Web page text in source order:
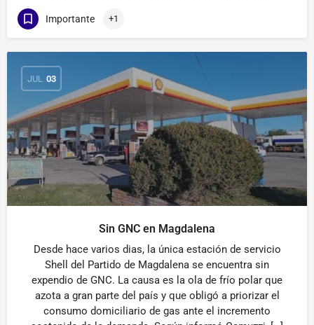
Importante +1
JUL 03
Sin GNC en Magdalena
Desde hace varios dias, la única estación de servicio
Shell del Partido de Magdalena se encuentra sin
expendio de GNC. La causa es la ola de frío polar que
azota a gran parte del país y que obligó a priorizar el
consumo domiciliario de gas ante el incremento